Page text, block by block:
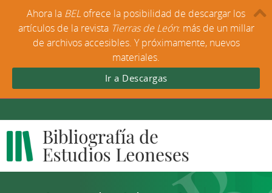
Ahora la BEL ofrece la posibilidad de descargar los
artículos de la revista Tierras de León: más de un millar
de archivos accesibles. Y próximamente, nuevos
materiales.
Ir a Descargas